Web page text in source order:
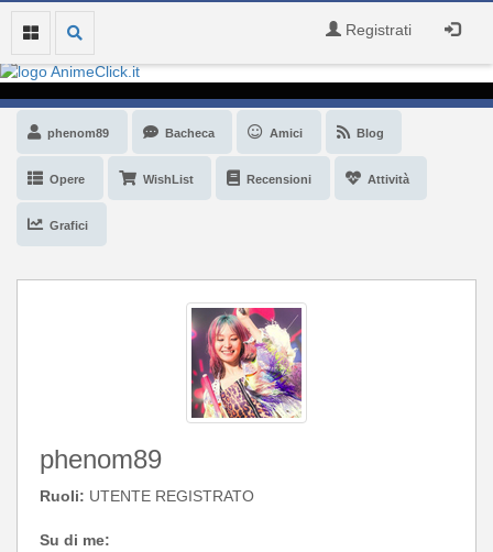
Registrati
phenom89 Bacheca Amici Blog
Opere WishList Recensioni Attività
Grafici
phenom89
Ruoli: UTENTE REGISTRATO
Su di me: